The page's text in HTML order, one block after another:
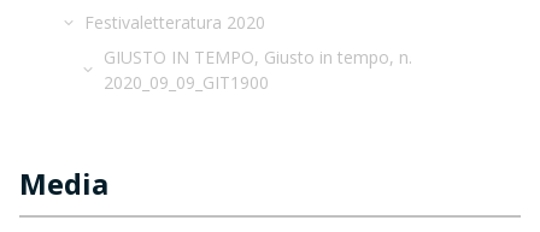
Festivaletteratura 2020
GIUSTO IN TEMPO, Giusto in tempo, n.
2020_09_09_GIT1900
Media